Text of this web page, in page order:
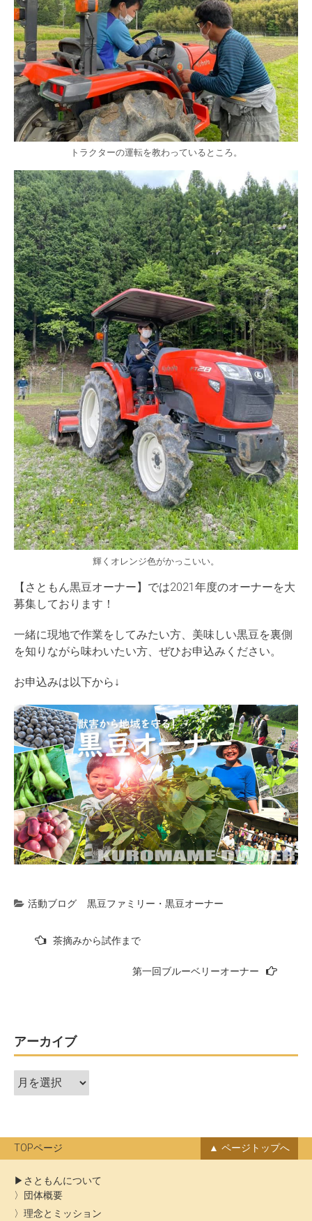
トラクターの運転を教わっているところ。
輝くオレンジ色がかっこいい。
【さともん黒豆オーナー】では2021年度のオーナーを大
募集しております！
一緒に現地で作業をしてみたい方、美味しい黒豆を裏側
を知りながら味わいたい方、ぜひお申込みください。
お申込みは以下から↓
活動ブログ 黒豆ファミリー・黒豆オーナー
ー
シ
ョ
茶摘みから試作まで
第一回ブルーベリーオーナー
アーカイブ
ア
ー
ブ
TOPページ ページトップへ
さともんについて
団体概要
理念とミッション